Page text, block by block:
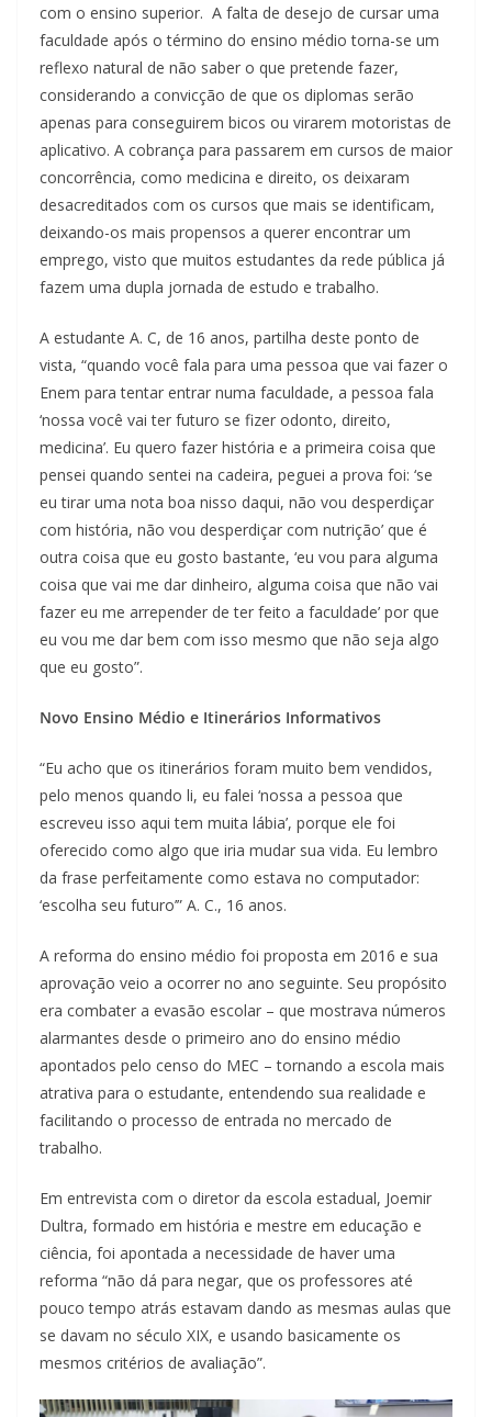
com o ensino superior. A falta de desejo de cursar uma
faculdade após o término do ensino médio torna-se um
reflexo natural de não saber o que pretende fazer,
considerando a convicção de que os diplomas serão
apenas para conseguirem bicos ou virarem motoristas de
aplicativo. A cobrança para passarem em cursos de maior
concorrência, como medicina e direito, os deixaram
desacreditados com os cursos que mais se identificam,
deixando-os mais propensos a querer encontrar um
emprego, visto que muitos estudantes da rede pública já
fazem uma dupla jornada de estudo e trabalho.
A estudante A. C, de 16 anos, partilha deste ponto de
vista, “quando você fala para uma pessoa que vai fazer o
Enem para tentar entrar numa faculdade, a pessoa fala
‘nossa você vai ter futuro se fizer odonto, direito,
medicina’. Eu quero fazer história e a primeira coisa que
pensei quando sentei na cadeira, peguei a prova foi: ‘se
eu tirar uma nota boa nisso daqui, não vou desperdiçar
com história, não vou desperdiçar com nutrição’ que é
outra coisa que eu gosto bastante, ‘eu vou para alguma
coisa que vai me dar dinheiro, alguma coisa que não vai
fazer eu me arrepender de ter feito a faculdade’ por que
eu vou me dar bem com isso mesmo que não seja algo
que eu gosto”.
Novo Ensino Médio e Itinerários Informativos
“Eu acho que os itinerários foram muito bem vendidos,
pelo menos quando li, eu falei ‘nossa a pessoa que
escreveu isso aqui tem muita lábia’, porque ele foi
oferecido como algo que iria mudar sua vida. Eu lembro
da frase perfeitamente como estava no computador:
‘escolha seu futuro’” A. C., 16 anos.
A reforma do ensino médio foi proposta em 2016 e sua
aprovação veio a ocorrer no ano seguinte. Seu propósito
era combater a evasão escolar – que mostrava números
alarmantes desde o primeiro ano do ensino médio
apontados pelo censo do MEC – tornando a escola mais
atrativa para o estudante, entendendo sua realidade e
facilitando o processo de entrada no mercado de
trabalho.
Em entrevista com o diretor da escola estadual, Joemir
Dultra, formado em história e mestre em educação e
ciência, foi apontada a necessidade de haver uma
reforma “não dá para negar, que os professores até
pouco tempo atrás estavam dando as mesmas aulas que
se davam no século XIX, e usando basicamente os
mesmos critérios de avaliação”.